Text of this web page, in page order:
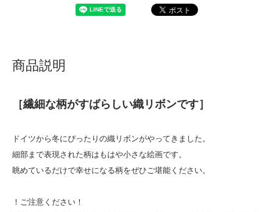
商品説明
［繊細な柄がすばらしい織リボンです］
ドイツから冬にぴったりの織リボンがやってきました。
細部まで表現された柄はもはや小さな絵画です。
眺めているだけで幸せになる柄をぜひご堪能ください。
！ご注意ください！